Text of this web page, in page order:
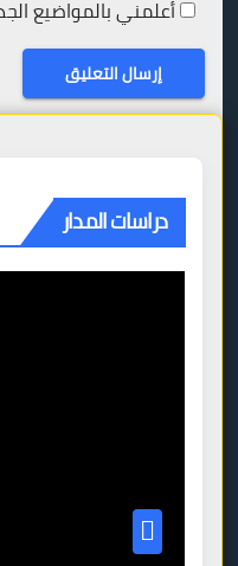
أعلمني بالمواضيع
دراسات المدار